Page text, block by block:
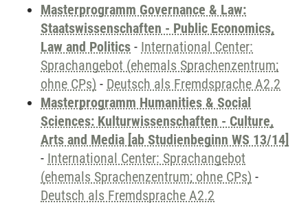
Masterprogramm Governance & Law:
Staatswissenschaften - Public Economics,
Law and Politics - International Center:
Sprachangebot (ehemals Sprachenzentrum;
ohne CPs) - Deutsch als Fremdsprache A2.2
Masterprogramm Humanities & Social
Sciences: Kulturwissenschaften - Culture,
Arts and Media [ab Studienbeginn WS 13/14]
- International Center: Sprachangebot
(ehemals Sprachenzentrum; ohne CPs) -
Deutsch als Fremdsprache A2.2